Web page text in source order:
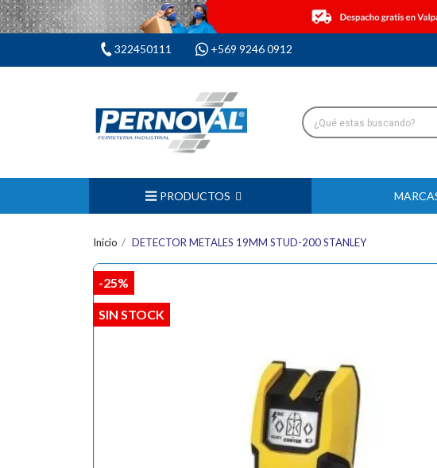
322450111 +569 9246 0912
PRODUCTOS
Inicio DETECTOR METALES 19MM STUD-200 STANLEY
-25%
SIN STOCK